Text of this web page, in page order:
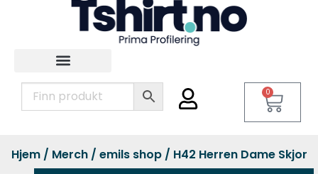
0
Hjem / Merch / emils shop / H42 Herren Dame